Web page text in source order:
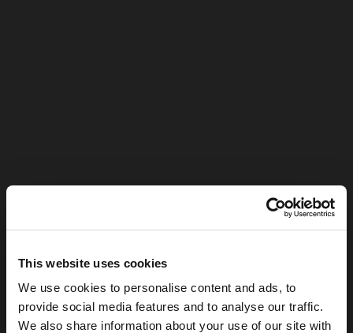
This website uses cookies
We use cookies to personalise content and ads, to
provide social media features and to analyse our traffic.
We also share information about your use of our site with